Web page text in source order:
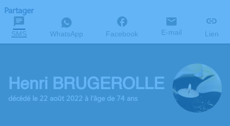
Partager
SMS WhatsApp Facebook E-mail Lien
Henri BRUGEROLLE
décédé le 22 août 2022 à l'âge de 74 ans